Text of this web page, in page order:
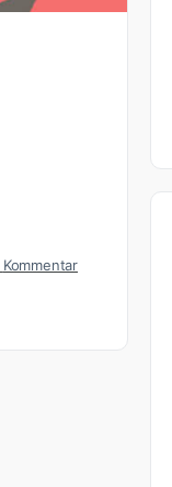
Kommentar